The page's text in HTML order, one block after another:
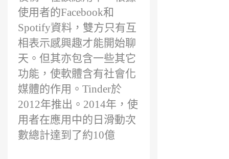
使用者的Facebook和
Spotify資料，雙方只有互
相表示感興趣才能開始聊
天。但其亦包含一些其它
功能，使軟體含有社會化
媒體的作用。Tinder於
2012年推出。2014年，使
用者在應用中的日滑動次
數總計達到了約10億